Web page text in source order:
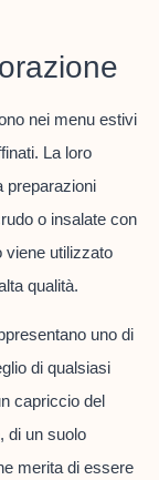
nei menu estivi
La loro
preparazioni
o insalate con
viene utilizzato
qualità.
uno di
di qualsiasi
capriccio del
di un suolo
merita di essere